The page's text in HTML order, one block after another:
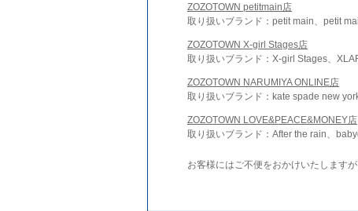
ZOZOTOWN petitmain店
取り扱いブランド：petit main、petit
ZOZOTOWN X-girl Stages店
取り扱いブランド：X-girl Stages、
ZOZOTOWN NARUMIYA ONLINE店
取り扱いブランド：kate spade new
ZOZOTOWN LOVE&PEACE&MONEY店
取り扱いブランド：After the rain、
お客様にはご不便をおかけいたします